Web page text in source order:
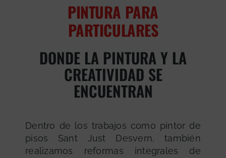
PINTURA PARA
PARTICULARES
DONDE LA PINTURA Y LA
CREATIVIDAD SE
ENCUENTRAN
Dentro de los trabajos como pintor de
pisos Sant Just Desvern, también
realizamos reformas integrales de